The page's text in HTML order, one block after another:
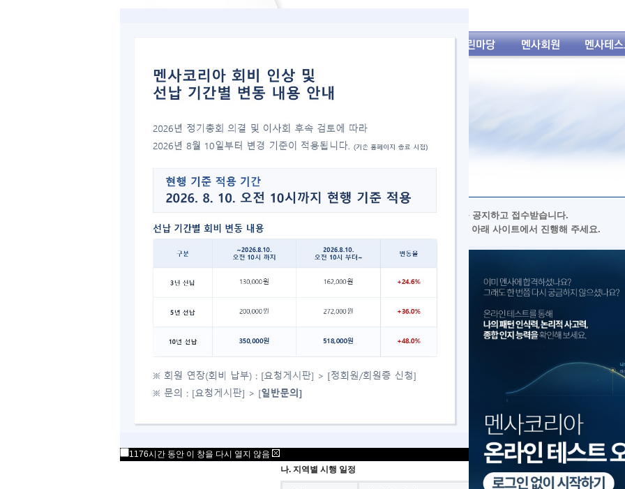
모든 입회테스트는 아래 사이트에서 일정을 공지하고 접수받습니다.
테스트 일정 확인/접수/결과 조회/문의 까지 아래 사이트에서 진행해 주세요.
2026년 입회테스트 연간 일정
가. 입회테스트 운영 안내
②시행 지역: 서울, 대전, 대구, 부산, 광주
③ 응시 가능 연령 : 만 14세 이상
※ 아래 일정은 실제 시험이 시행되는 날짜만 기재되어 있습니다.
※ 시험 장소 및 접수 안내는
지방의 경우최소 시험 2주 전각 회차별 공지를 통해 별도 안내됩니다.
나. 지역별 시행 일정
1176시간 동안 이 창을 다시 열지 않음